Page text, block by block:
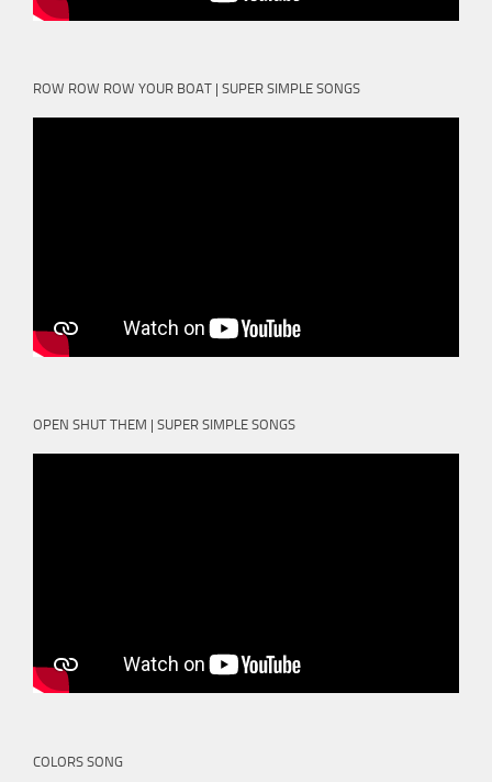
ROW ROW ROW YOUR BOAT | SUPER SIMPLE SONGS
OPEN SHUT THEM | SUPER SIMPLE SONGS
COLORS SONG